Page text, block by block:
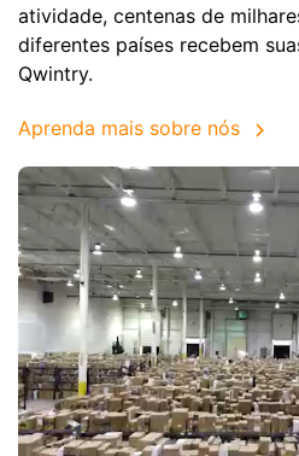
atividade, centenas de
diferentes países recebem
Qwintry.
Aprenda mais sobre nós